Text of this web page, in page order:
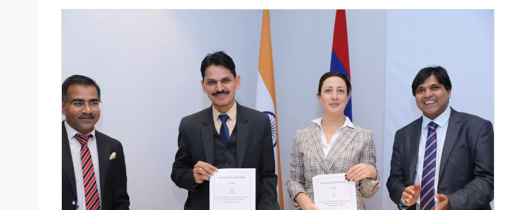
կրթական
«Սմայլ Սվիթ»-ի զարգացման
ճանապարհը՝ Կոնվերս Բանկի
գործընկերությամբ
Moody’s-ը IDBank-ի վարկանիշային
հեռանկարը փոխել է դրականի